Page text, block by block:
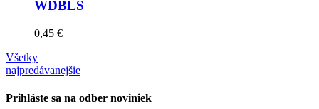
WDBLS
0,45 €
Všetky
najpredávanejšie
Prihláste sa na odber noviniek